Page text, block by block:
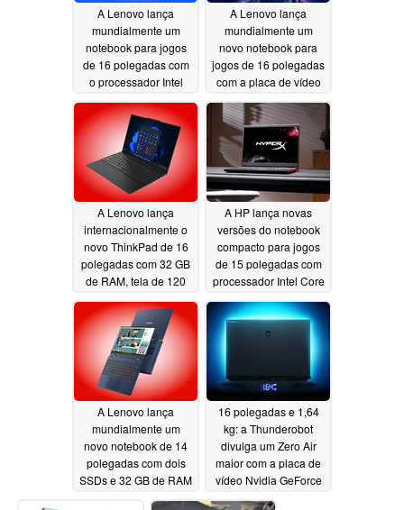
A Lenovo lança
mundialmente um
notebook para jogos
de 16 polegadas com
o processador Intel
Plus e a placa de vídeo
Nvidia GeForce RTX
5070 de 12 GB
07/08/2026
A Lenovo lança
mundialmente um
novo notebook para
jogos de 16 polegadas
com a placa de vídeo
5070 de 12 GB e tela
OLED de 240 Hz
07/07/2026
A Lenovo lança
internacionalmente o
novo ThinkPad de 16
polegadas com 32 GB
de RAM, tela de 120
AMD Ryzen 07/07/2026
A HP lança novas
versões do notebook
compacto para jogos
de 15 polegadas com
processador Intel Core
tela com VRR de 180
Hz 07/06/2026
A Lenovo lança
mundialmente um
novo notebook de 14
polegadas com dois
SSDs e 32 GB de RAM
07/05/2026
16 polegadas e 1,64
kg: a Thunderobot
divulga um Zero Air
maior com a placa de
vídeo Nvidia GeForce